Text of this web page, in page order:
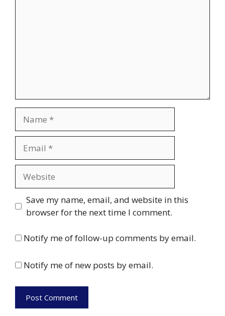
Save my name, email, and website in this
browser for the next time I comment.
Notify me of follow-up comments by email.
Notify me of new posts by email.